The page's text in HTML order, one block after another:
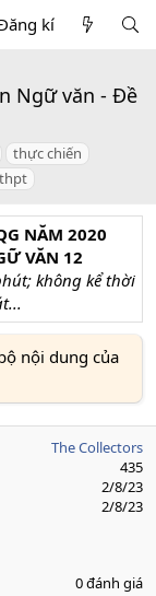
kí
Ngữ văn - Đề
thực chiến
NĂM 2020
VĂN 12
không kể thời
nội dung của
The Collectors
435
2/8/23
2/8/23
0 đánh giá